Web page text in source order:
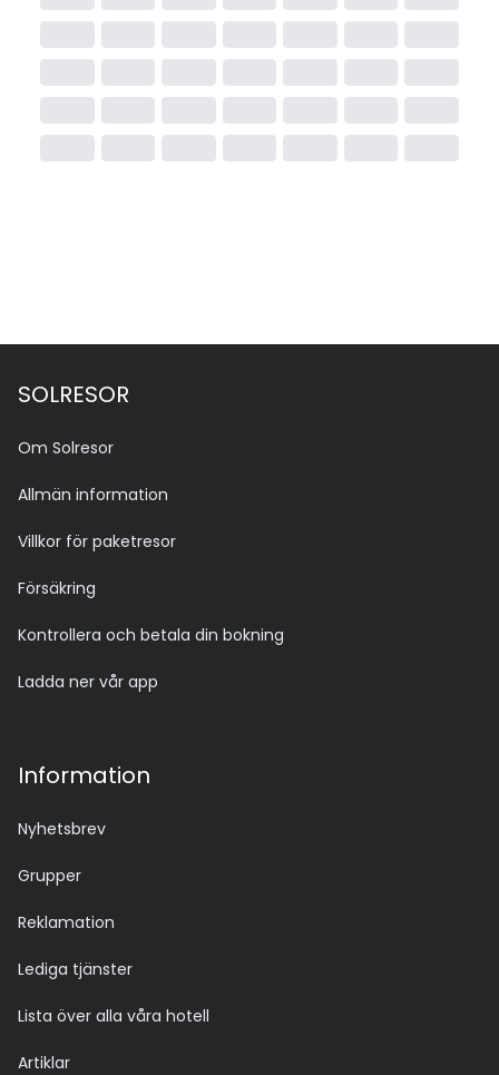
SOLRESOR
Om Solresor
Allmän information
Villkor för paketresor
Försäkring
Kontrollera och betala din bokning
Ladda ner vår app
Information
Nyhetsbrev
Grupper
Reklamation
Lediga tjänster
Lista över alla våra hotell
Artiklar